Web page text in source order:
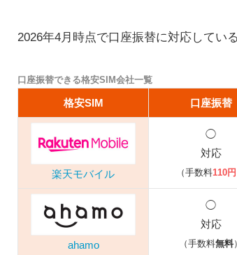
2026年4月時点で口座振替に対応してい
口座振替できる格安SIM会社一覧
格安SIM 口座振替
楽天モバイル
◯
対応
（手数料110円
ahamo
◯
対応
（手数料無料）